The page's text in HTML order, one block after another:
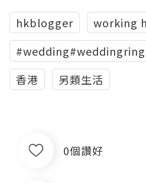
hkblogger
working
香港
另類生活
0個讚好